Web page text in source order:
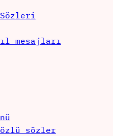
mesajları
sözler